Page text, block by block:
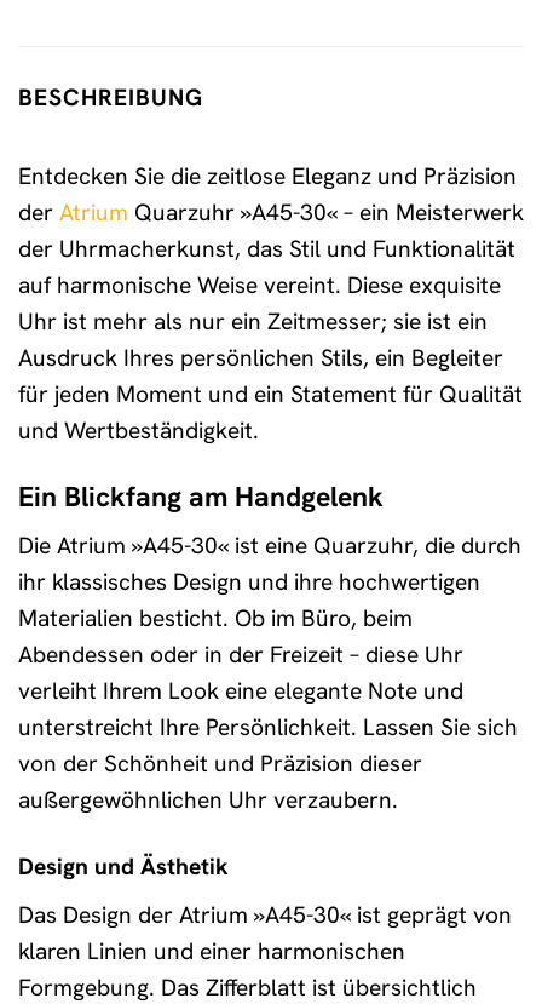
BESCHREIBUNG
Entdecken Sie die zeitlose Eleganz und Präzision
der Atrium Quarzuhr »A45-30« – ein Meisterwerk
der Uhrmacherkunst, das Stil und Funktionalität
auf harmonische Weise vereint. Diese exquisite
Uhr ist mehr als nur ein Zeitmesser; sie ist ein
Ausdruck Ihres persönlichen Stils, ein Begleiter
für jeden Moment und ein Statement für Qualität
und Wertbeständigkeit.
Ein Blickfang am Handgelenk
Die Atrium »A45-30« ist eine Quarzuhr, die durch
ihr klassisches Design und ihre hochwertigen
Materialien besticht. Ob im Büro, beim
Abendessen oder in der Freizeit – diese Uhr
verleiht Ihrem Look eine elegante Note und
unterstreicht Ihre Persönlichkeit. Lassen Sie sich
von der Schönheit und Präzision dieser
außergewöhnlichen Uhr verzaubern.
Design und Ästhetik
Das Design der Atrium »A45-30« ist geprägt von
klaren Linien und einer harmonischen
Formgebung. Das Zifferblatt ist übersichtlich